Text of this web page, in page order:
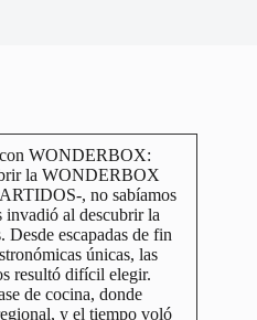
con WONDERBOX:
la WONDERBOX
, no sabíamos
invadió al descubrir la
escapadas de fin
únicas, las
resultó difícil elegir.
de cocina, donde
y el tiempo voló